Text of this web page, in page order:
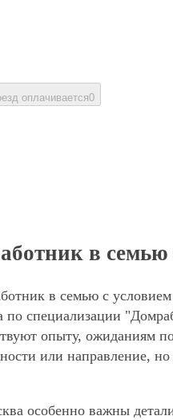
оплачивается0
в семью
в семью с
по специализации
опыту, ожиданиям
или направление,
особенно важны